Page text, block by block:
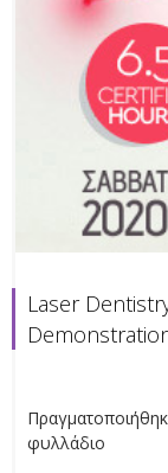
Laser
φυλλάδιο